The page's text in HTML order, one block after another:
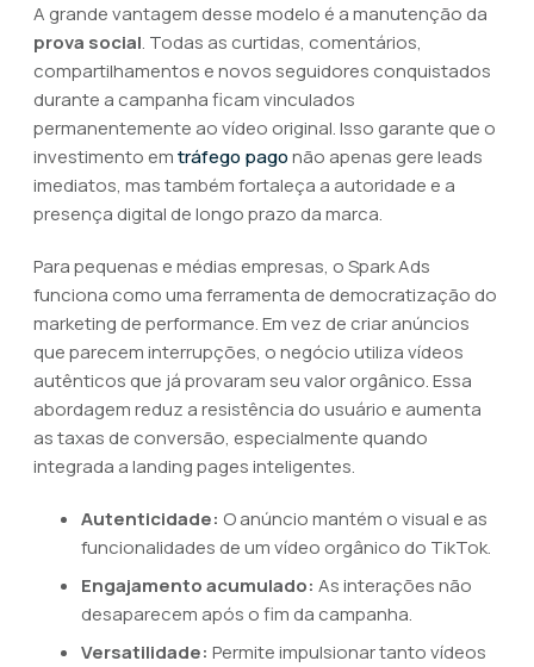
A grande vantagem desse modelo é a manutenção da
prova social. Todas as curtidas, comentários,
compartilhamentos e novos seguidores conquistados
durante a campanha ficam vinculados
permanentemente ao vídeo original. Isso garante que o
investimento emtráfego pagonão apenas gere leads
imediatos, mas também fortaleça a autoridade e a
presença digital de longo prazo da marca.
Para pequenas e médias empresas, o Spark Ads
funciona como uma ferramenta de democratização do
marketing de performance. Em vez de criar anúncios
que parecem interrupções, o negócio utiliza vídeos
autênticos que já provaram seu valor orgânico. Essa
abordagem reduz a resistência do usuário e aumenta
as taxas de conversão, especialmente quando
integrada a landing pages inteligentes.
Autenticidade: O anúncio mantém o visual e as
funcionalidades de um vídeo orgânico do TikTok.
Engajamento acumulado: As interações não
desaparecem após o fim da campanha.
Versatilidade: Permite impulsionar tanto vídeos